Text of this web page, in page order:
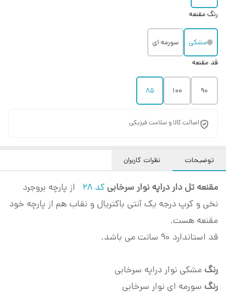
رنگ مقنعه
مشکی
سورمه ای
قد مقنعه
90
100
85
اصالت کالا و سلامت فیزیکی
توضیحات نظرات کاربران
مقنعه تل دار دراپه نوار سرخابی کد 28
از پارچه بروجرد
نخی و کرپ درجه یک آنتی باکتریال و نقاب هم از پارچه خود
مقنعه هست.
قد استاندارد 90 سانت می باشد.
رنگمشکی نوار دراپه سرخابی
رنگ سورمه ای نوار سرخابی